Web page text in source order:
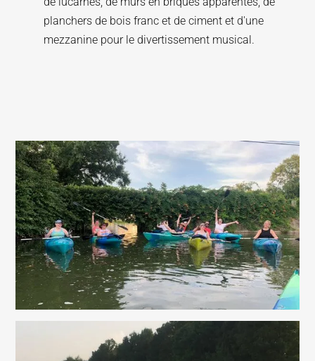
planchers de bois franc et de ciment et d'une
mezzanine pour le divertissement musical.